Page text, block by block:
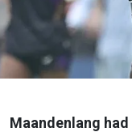
Maandenlang had